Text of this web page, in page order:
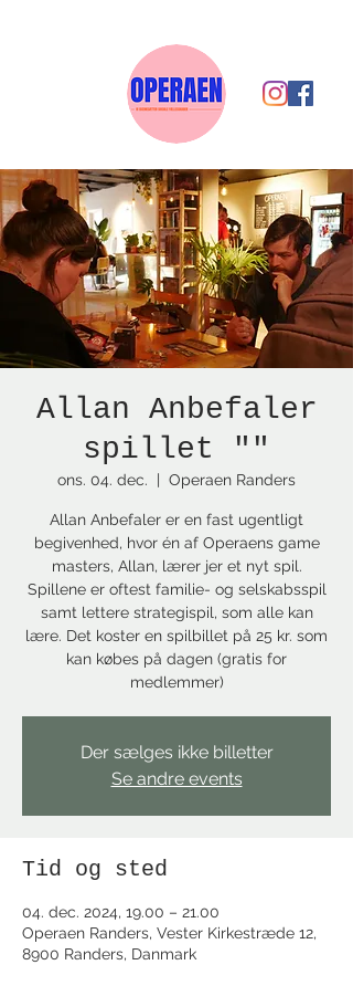
Allan Anbefaler
spillet ""
ons. 04. dec.
  |
Operaen Randers
Allan Anbefaler er en fast ugentligt
begivenhed, hvor én af Operaens game
masters, Allan, lærer jer et nyt spil.
Spillene er oftest familie- og selskabsspil
samt lettere strategispil, som alle kan
lære. Det koster en spilbillet på 25 kr. som
kan købes på dagen (gratis for
medlemmer)
Der sælges ikke billetter
Se andre events
Tid og sted
04. dec. 2024, 19.00 – 21.00
Operaen Randers, Vester Kirkestræde 12,
8900 Randers, Danmark